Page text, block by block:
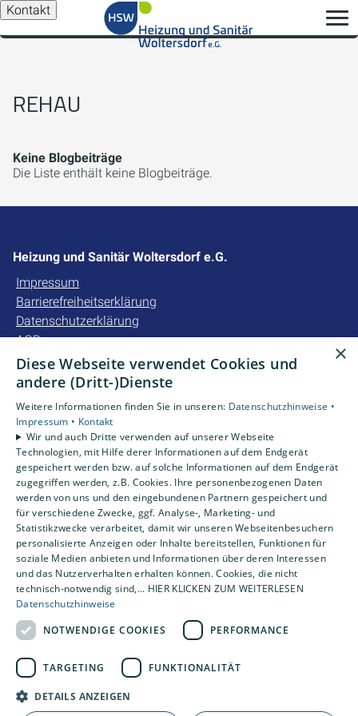
Kontakt
REHAU
Keine Blogbeiträge
Die Liste enthält keine Blogbeiträge.
Heizung und Sanitär Woltersdorf e.G.
Impressum
Barrierefreiheitserklärung
Datenschutzerklärung
AGB
Unsere Bereiche
Gewerbekunden
Karriere
Unternehmen
Kontakt
×
Diese Webseite verwendet Cookies und
andere (Dritt-)Dienste
Weitere Informationen finden Sie in unseren: Datenschutzhinweise •
Impressum • Kontakt
Wir und auch Dritte verwenden auf unserer Webseite
Technologien, mit Hilfe derer Informationen auf dem Endgerät
gespeichert werden bzw. auf solche Informationen auf dem Endgerät
zugegriffen werden, z.B. Cookies. Ihre personenbezogenen Daten
werden von uns und den eingebundenen Partnern gespeichert und
für verschiedene Zwecke, ggf. Analyse-, Marketing- und
Statistikzwecke verarbeitet, damit wir unseren Webseitenbesuchern
personalisierte Anzeigen oder Inhalte bereitstellen, Funktionen für
soziale Medien anbieten und Informationen über deren Interessen
und das Nutzerverhalten erhalten können. Cookies, die nicht
technisch-notwendig sind,... HIER KLICKEN ZUM WEITERLESEN
Datenschutzhinweise
NOTWENDIGE COOKIES
PERFORMANCE
TARGETING FUNKTIONALITÄT
DETAILS ANZEIGEN